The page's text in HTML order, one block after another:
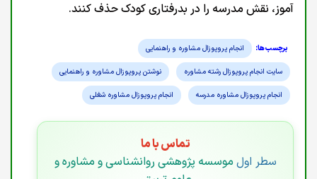
آموز، نقش مدرسه را در بدرفتاری کودک حذف کنند.
انجام پروپوزال مشاوره و راهنمایی
سایت انجام پروپوزال رشته مشاوره نوشتن پروپوزال مشاوره و راهنمایی
انجام پروپوزال مشاوره مدرسه انجام پروپوزال مشاوره شغلی
تماس با ما
سطر اول موسسه پژوهشی روانشناسی و مشاوره و